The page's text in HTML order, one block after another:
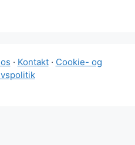
· Kontakt· Cookie- og